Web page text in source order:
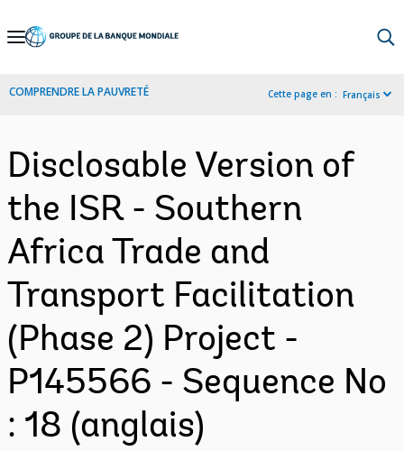
Skip
Navigation
COMPRENDRE LA PAUVRETÉ Cette page en : Français
Disclosable Version of
the ISR - Southern
Africa Trade and
Transport Facilitation
(Phase 2) Project -
P145566 - Sequence No
: 18 (anglais)